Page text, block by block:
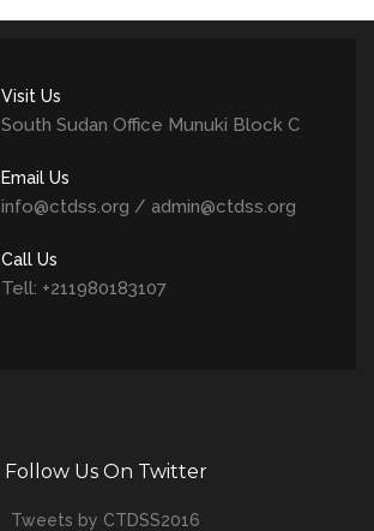
Visit Us
South Sudan Office Munuki Block C
Email Us
info@ctdss.org / admin@ctdss.org
Call Us
Tell: +211980183107
Follow Us On Twitter
Tweets by CTDSS2016